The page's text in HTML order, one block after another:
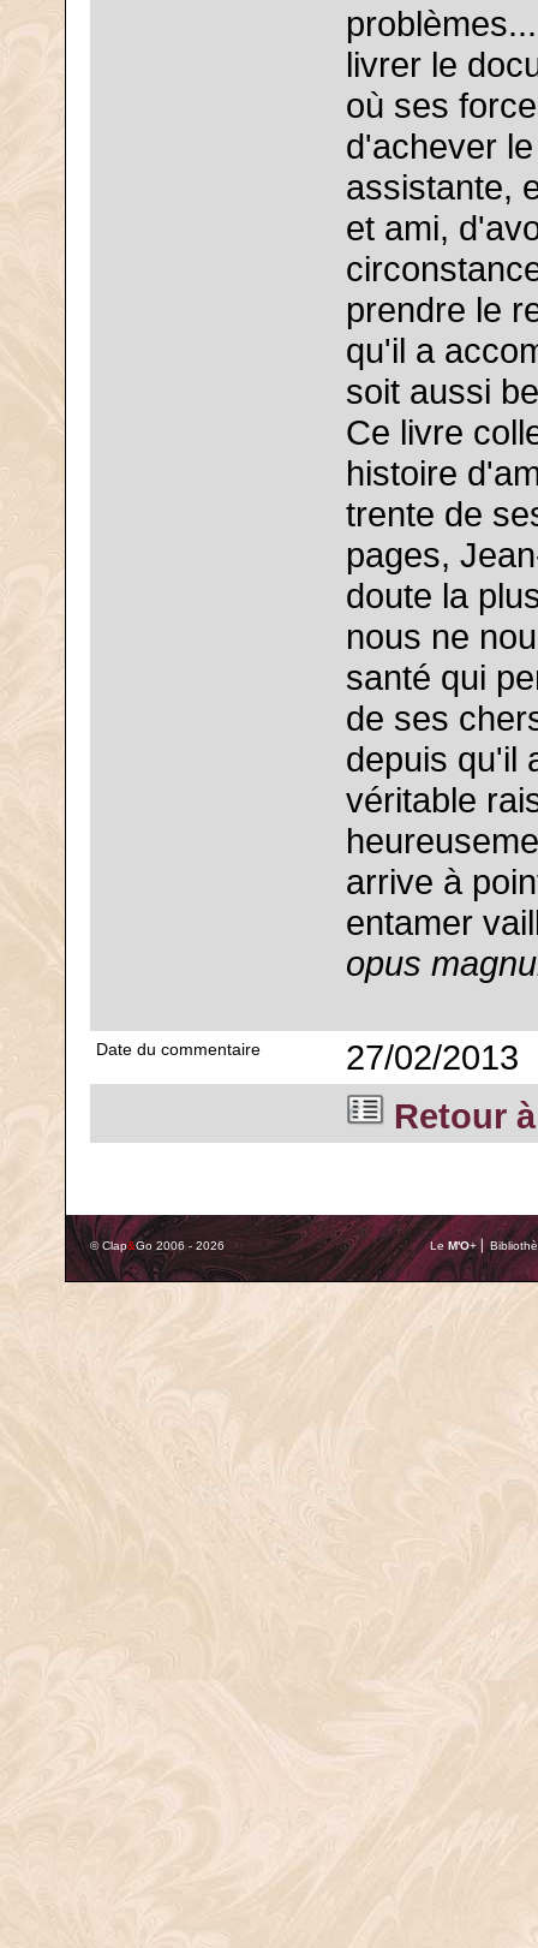
livrer le
où ses
d'achever
assistante,
et ami,
prendre le
qu'il a
soit aussi
Ce livre
histoire
trente de
pages,
doute la
nous ne
santé qui
de ses
depuis qu'il
véritable
arrive à
entamer
opus
Date du commentaire
27/02/2013
Retour
© Clap&Go 2006 - 2026 Le M'O+ ⎢